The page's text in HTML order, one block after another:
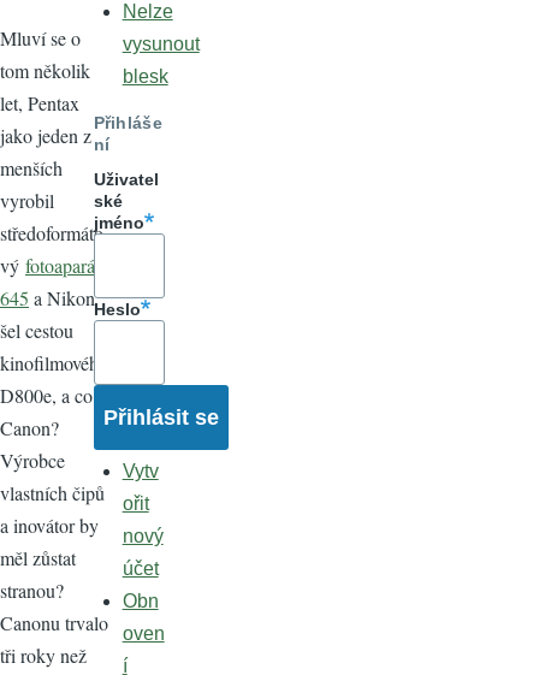
Mluví se o
tom několik
let, Pentax
jako jeden z
menších
vyrobil
středoformáto
vý fotoaparát
645 a Nikon
šel cestou
kinofilmového
D800e, a co
Canon?
Výrobce
vlastních čipů
a inovátor by
měl zůstat
stranou?
Canonu trvalo
tři roky než
Nelze
vysunout
blesk
Přihláše
ní
Uživatel
ské
jméno
Heslo
Vytv
ořit
nový
účet
Obn
oven
í